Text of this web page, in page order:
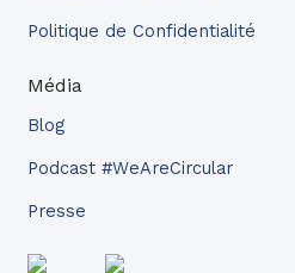
Politique de Confidentialité
Média
Blog
Podcast #WeAreCircular
Presse